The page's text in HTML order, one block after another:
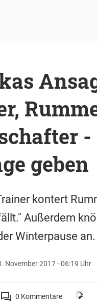
geben
kontert
Außerdem
Winterpause an.
November 2017 - 06:19 Uhr
0 Kommentare